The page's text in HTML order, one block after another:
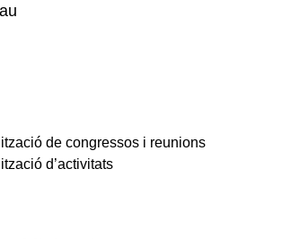
de congressos i reunions
d’activitats